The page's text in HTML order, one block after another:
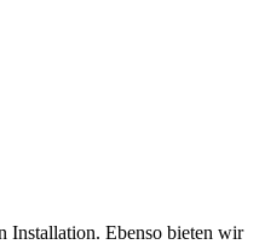
Installation. Ebenso bieten wir